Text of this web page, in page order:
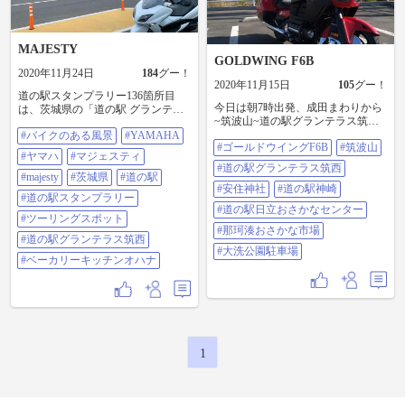
MAJESTY
2020年11月24日 184グー！
道の駅スタンプラリー136箇所目
は、茨城県の「道の駅 グランテラ
の道の駅。これで茨城県も終了で
す👍🏻 小腹が空いたので、オハナの
カレーパンとBLTで軽食ゲット🥪
芝生を眺めながら頂きました🙏 #バ
イクのある風景 #YAMAHA #ヤマ
ハ #マジェスティ #majesty #茨城県
#道の駅 #道の駅スタンプラリー #
ツーリングスポット #道の駅グラン
テラス筑西 #ベーカリーキッチンオ
ハナ
#バイクのある風景
#YAMAHA
#ヤマハ
#マジェスティ
#majesty
#茨城県
#道の駅
#道の駅スタンプラリー
#ツーリングスポット
#道の駅グランテラス筑西
#ベーカリーキッチンオハナ
GOLDWING F6B
2020年11月15日 105グー！
今日は朝7時出発、成田まわりから
~筑波山~道の駅グランテラス筑西~
おさかなセンター~那珂湊おさかな
市場~大洗公園駐車場~道の駅神崎~
圏央道(神崎)~東関道(佐倉)~自宅ま
での楽しいソロツーリングでした
(408km) 1日中晴れた日曜日だけあ
って、たくさんのツーリングを楽
しむバイクが走っていました! 今度
も土日が休みなので何処に行くか
考え中。 ※安住神社(バイク神社)の
鳥居の前でF6Bと記念写真を撮りた
かったけど、この日は七五三と重
なった事も有り無理でした。 春先
駅グランテラス筑西 #安住神社 #道
ター #那珂湊おさかな市場 #大洗公
#ゴールドウイングF6B
#筑波山
#道の駅グランテラス筑西
#安住神社
#道の駅神崎
#道の駅日立おさかなセンター
#那珂湊おさかな市場
#大洗公園駐車場
1